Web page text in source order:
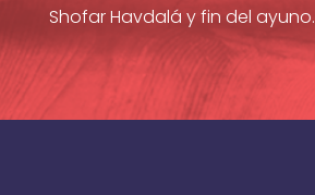
Shofar Havdalá y fin del ayuno.